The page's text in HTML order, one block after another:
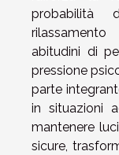
probabilità
abitudini di
pressione
parte
in situazioni
mantenere
sicure,